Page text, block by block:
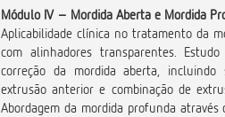
Módulo IV – Mordida Aberta e Mordida
Aplicabilidade clínica no tratamento da
com alinhadores transparentes.
correção da mordida aberta, incluindo
extrusão anterior e combinação de
Abordagem da mordida profunda através